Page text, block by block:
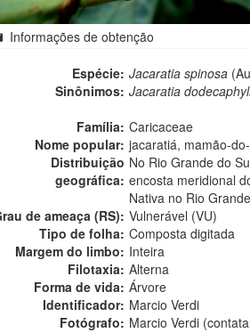
Informações de obtenção
Espécie: Jacaratia spinosa
Sinônimos: Jacaratia
Família: Caricaceae
Nome popular: jacaratiá, mamão-
Distribuição
geográfica:
No Rio Grande do
encosta meridional
Nativa no Rio
de ameaça (RS): Vulnerável (VU)
Tipo de folha: Composta digitada
Margem do limbo: Inteira
Filotaxia: Alterna
Forma de vida: Árvore
Identificador: Marcio Verdi
Fotógrafo: Marcio Verdi